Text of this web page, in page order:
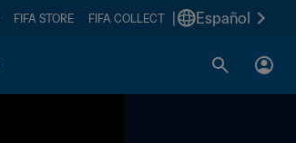
FIFA STORE FIFA COLLECT Español